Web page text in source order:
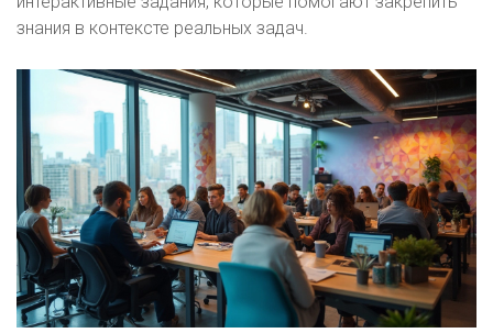
знания в контексте реальных задач.